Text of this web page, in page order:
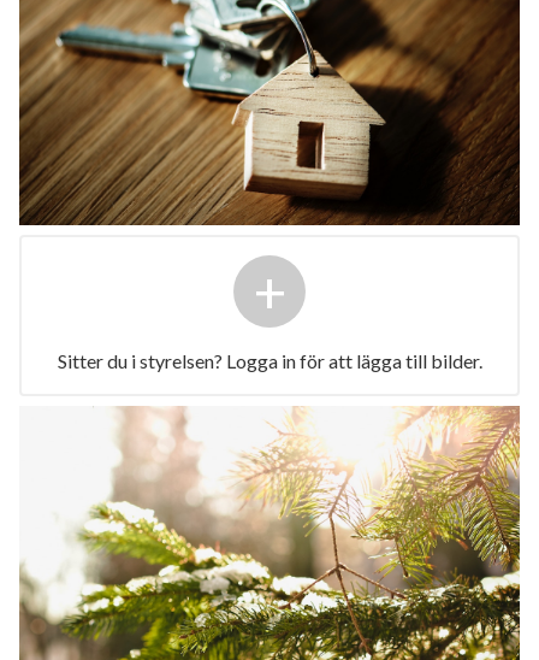
+
Sitter du i styrelsen? Logga in för att lägga till bilder.